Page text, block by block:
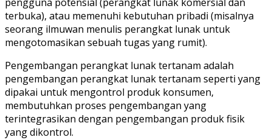
terbuka), atau memenuhi kebutuhan pribadi (misalnya
seorang ilmuwan menulis perangkat lunak untuk
mengotomasikan sebuah tugas yang rumit).
Pengembangan perangkat lunak tertanam adalah
pengembangan perangkat lunak tertanam seperti yang
dipakai untuk mengontrol produk konsumen,
membutuhkan proses pengembangan yang
terintegrasikan dengan pengembangan produk fisik
yang dikontrol.